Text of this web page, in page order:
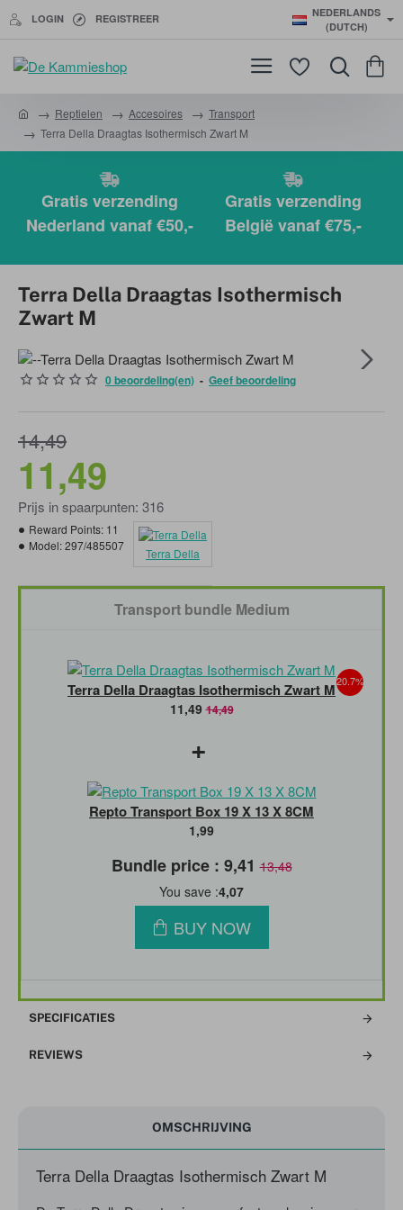
LOGIN REGISTREER
NEDERLANDS
(DUTCH)
Reptielen Accesoires
Transport
Terra Della Draagtas Isothermisch Zwart M
Gratis verzending
Nederland vanaf €50,-
Gratis verzending
België vanaf €75,-
Terra Della Draagtas Isothermisch
Zwart M
0 beoordeling(en) - Geef beoordeling
11,49
14,49
Prijs in spaarpunten: 316
Reward Points: 11
Model:297/485507
Terra Della
Transport bundle Medium
Terra Della Draagtas Isothermisch Zwart M20.7%
11,49 14,49
+
Repto Transport Box 19 X 13 X 8CM
1,99
Bundle price : 9,4113,48
You save :4,07
BUY NOW
SPECIFICATIES
REVIEWS
OMSCHRIJVING
Terra Della Draagtas Isothermisch Zwart M